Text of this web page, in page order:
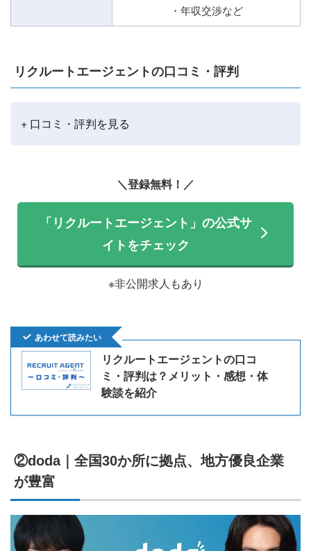
・年収交渉など
リクルートエージェントの口コミ・評判
+ 口コミ・評判を見る
＼登録無料！／
「リクルートエージェント」の公式サ
イトをチェック
※非公開求人もあり
あわせて読みたい
リクルートエージェントの口コ
ミ・評判は？メリット・感想・体
験談を紹介
②doda｜全国30か所に拠点、地方優良企業
が豊富